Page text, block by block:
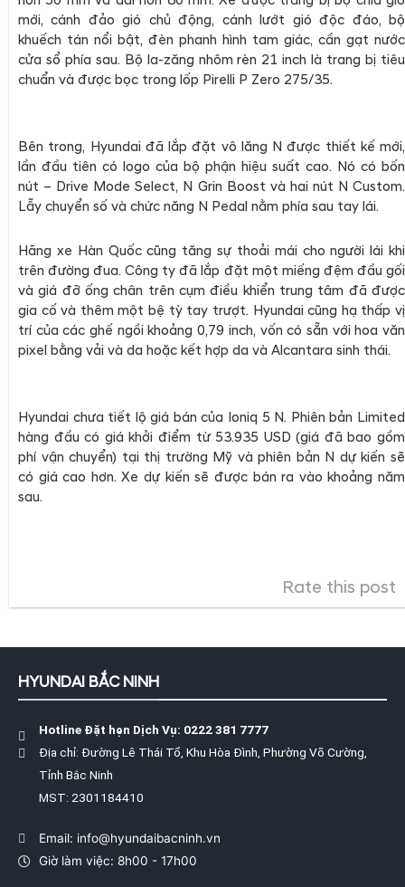
mới, cánh đảo gió chủ động, cánh lướt gió độc đáo, bộ
khuếch tán nổi bật, đèn phanh hình tam giác, cần gạt nước
cửa sổ phía sau. Bộ la-zăng nhôm rèn 21 inch là trang bị tiêu
chuẩn và được bọc trong lốp Pirelli P Zero 275/35.
Bên trong, Hyundai đã lắp đặt vô lăng N được thiết kế mới,
lần đầu tiên có logo của bộ phận hiệu suất cao. Nó có bốn
nút – Drive Mode Select, N Grin Boost và hai nút N Custom.
Lẫy chuyển số và chức năng N Pedal nằm phía sau tay lái.
Hãng xe Hàn Quốc cũng tăng sự thoải mái cho người lái khi
trên đường đua. Công ty đã lắp đặt một miếng đệm đầu gối
và giá đỡ ống chân trên cụm điều khiển trung tâm đã được
gia cố và thêm một bệ tỳ tay trượt. Hyundai cũng hạ thấp vị
trí của các ghế ngồi khoảng 0,79 inch, vốn có sẵn với hoa văn
pixel bằng vải và da hoặc kết hợp da và Alcantara sinh thái.
Hyundai chưa tiết lộ giá bán của Ioniq 5 N. Phiên bản Limited
hàng đầu có giá khởi điểm từ 53.935 USD (giá đã bao gồm
phí vận chuyển) tại thị trường Mỹ và phiên bản N dự kiến sẽ
có giá cao hơn. Xe dự kiến sẽ được bán ra vào khoảng năm
sau.
Rate this post
HYUNDAI BẮC NINH
Hotline Đặt hẹn Dịch Vụ: 0222 381 7777
Địa chỉ: Đường Lê Thái Tổ, Khu Hòa Đình, Phường Võ Cường,
Tỉnh Bắc Ninh
MST: 2301184410
Email: info@hyundaibacninh.vn
Giờ làm việc: 8h00 - 17h00